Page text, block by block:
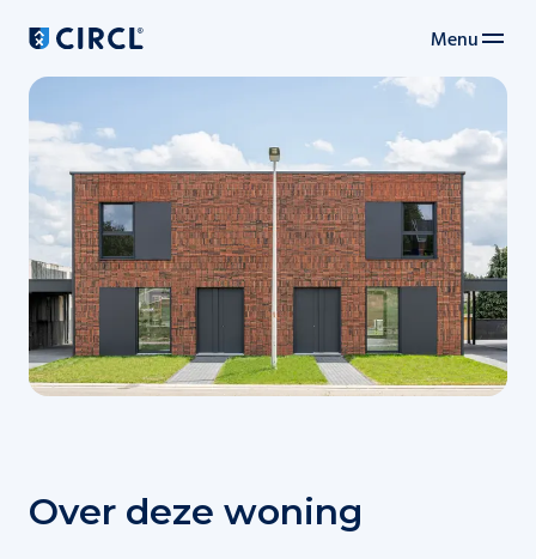
Navigation principale Menu
Over deze woning